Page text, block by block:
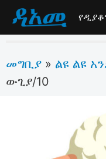
መግቢያ » ልዩ ልዩ
ውጊያ/10